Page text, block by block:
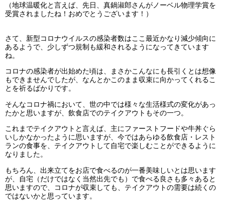
（地球温暖化と言えば、先日、真鍋淑郎さんがノーベル物理学賞を
受賞されましたね！おめでとうございます！）
さて、新型コロナウイルスの感染者数はここ最近かなり減少傾向に
あるようで、少しずつ規制も緩和されるようになってきています
ね。
コロナの感染者が出始めた頃は、まさかこんなにも長引くとは想像
もできませんでしたが、なんとかこのまま収束に向かってくれるこ
とを祈るばかりです。
そんなコロナ禍において、世の中では様々な生活様式の変化があっ
たかと思いますが、飲食店でのテイクアウトもその一つ。
これまでテイクアウトと言えば、主にファーストフードや牛丼ぐら
いしかなかったように思いますが、今ではあらゆる飲食店・レスト
ランの食事を、テイクアウトして自宅で楽しむことができるように
なりました。
もちろん、出来立てをお店で食べるのが一番美味しいとは思います
が、自宅（だけではなく当然出先でも）で食べる良さも多々あると
思いますので、
コロナが収束しても、テイクアウトの需要は続くの
ではないかと思っています。